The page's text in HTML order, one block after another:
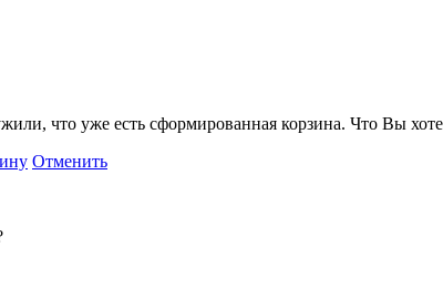
что уже есть сформированная корзина. Что Вы
Отменить